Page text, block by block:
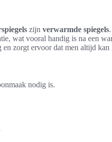
zijn verwarmde spiegels
wat vooral handig is na een
zorgt ervoor dat men altijd kan
nodig is.